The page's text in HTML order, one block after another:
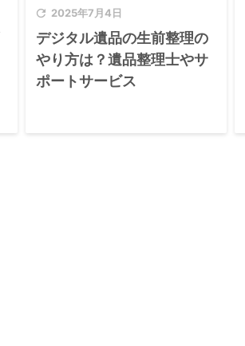
 2025年7月4日
デジタル遺品の生前整理の
やり方は？遺品整理士やサ
ポートサービス